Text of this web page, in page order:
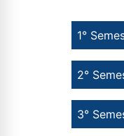
1°
3°
2°